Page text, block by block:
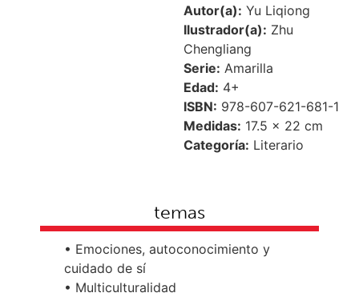
Autor(a): Yu Liqiong
Ilustrador(a): Zhu
Chengliang
Serie: Amarilla
Edad: 4+
ISBN: 978-607-621-681-1
Medidas: 17.5 × 22 cm
Categoría: Literario
temas
• Emociones, autoconocimiento y
cuidado de sí
• Multiculturalidad